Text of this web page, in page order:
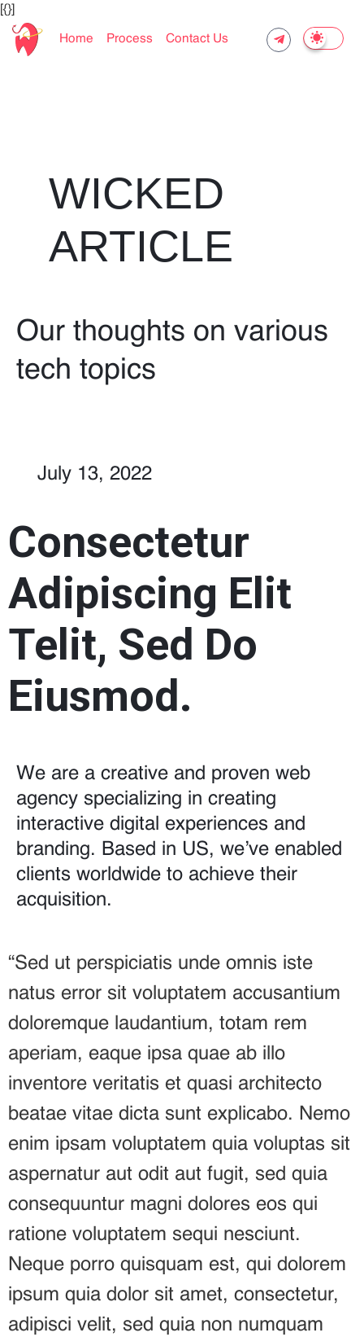
[{}]
Home Process Contact Us
WICKED
ARTICLE
Our thoughts on various
tech topics
July 13, 2022
Consectetur
Adipiscing Elit
Telit, Sed Do
Eiusmod.
We are a creative and proven web
agency specializing in creating
interactive digital experiences and
branding. Based in US, we’ve enabled
clients worldwide to achieve their
acquisition.
“Sed ut perspiciatis unde omnis iste
natus error sit voluptatem accusantium
doloremque laudantium, totam rem
aperiam, eaque ipsa quae ab illo
inventore veritatis et quasi architecto
beatae vitae dicta sunt explicabo. Nemo
enim ipsam voluptatem quia voluptas sit
aspernatur aut odit aut fugit, sed quia
consequuntur magni dolores eos qui
ratione voluptatem sequi nesciunt.
Neque porro quisquam est, qui dolorem
ipsum quia dolor sit amet, consectetur,
adipisci velit, sed quia non numquam